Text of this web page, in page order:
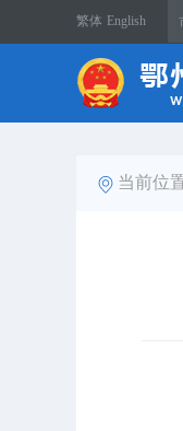
繁体 English
当前位